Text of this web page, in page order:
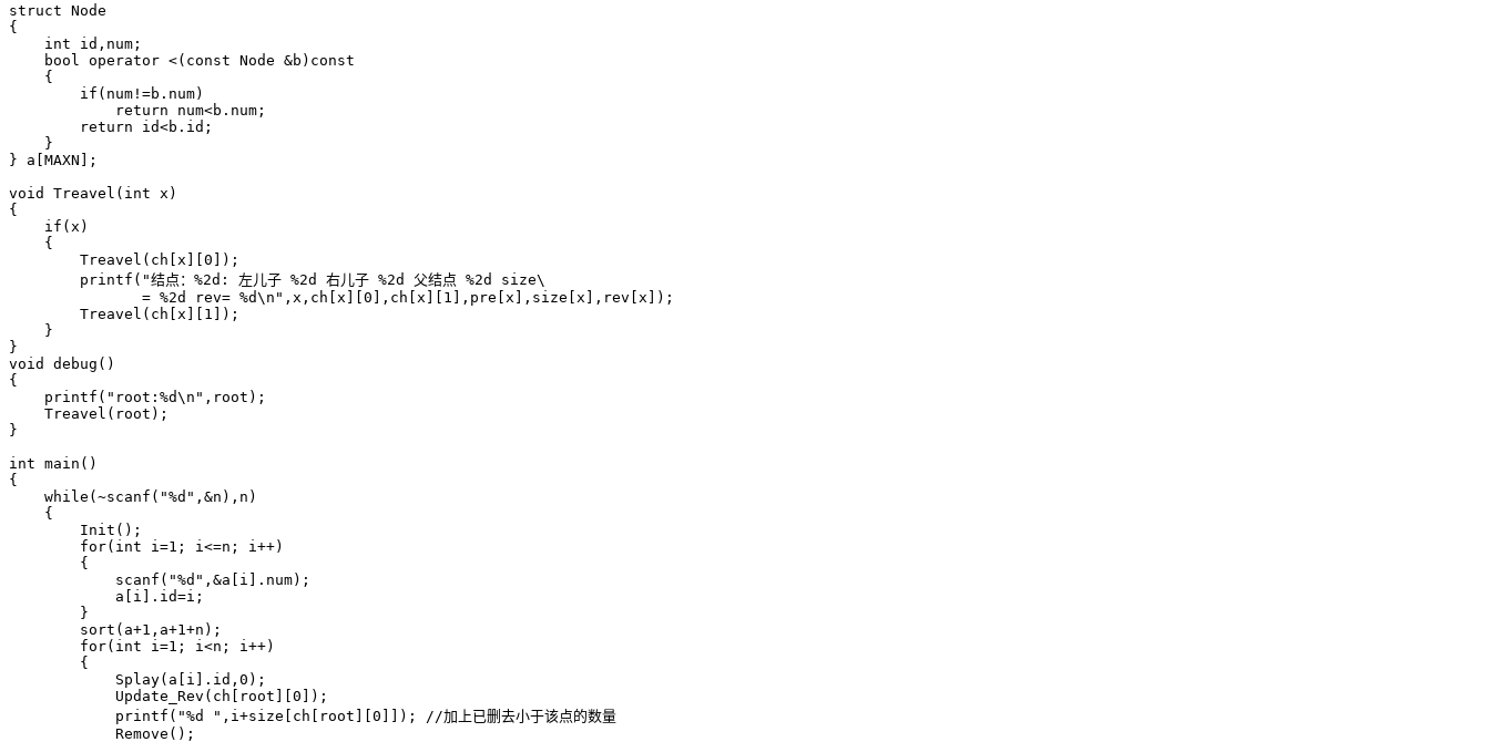
struct Node
{
    int id,num;
    bool operator <(const Node &b)const
    {
        if(num!=b.num)
            return num<b.num;
        return id<b.id;
    }
} a[MAXN];
void Treavel(int x)
{
    if(x)
    {
        Treavel(ch[x][0]);
        printf("结点：%2d: 左儿子 %2d 右儿子 %2d 父结点 %2d size\
               = %2d rev= %d\n",x,ch[x][0],ch[x][1],pre[x],size[x],rev[x]);
        Treavel(ch[x][1]);
    }
}
void debug()
{
    printf("root:%d\n",root);
    Treavel(root);
}
int main()
{
    while(~scanf("%d",&n),n)
    {
        Init();
        for(int i=1; i<=n; i++)
        {
            scanf("%d",&a[i].num);
            a[i].id=i;
        }
        sort(a+1,a+1+n);
        for(int i=1; i<n; i++)
        {
            Splay(a[i].id,0);
            Update_Rev(ch[root][0]);
            printf("%d ",i+size[ch[root][0]]); //加上已删去小于该点的数量
            Remove();